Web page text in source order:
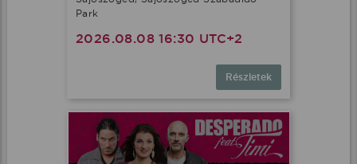
Park
2026.08.08 16:30 UTC+2
Részletek